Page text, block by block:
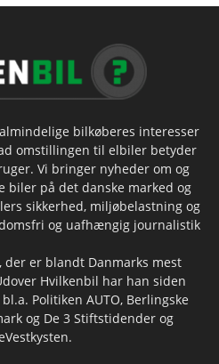
bilkøberes interesser
omstillingen til elbiler betyder
Vi bringer nyheder om og
biler på det danske marked og
sikkerhed, miljøbelastning og
og uafhængig journalistik
der er blandt Danmarks mest
Hvilkenbil har han siden
Politiken AUTO, Berlingske
og De 3 Stiftstidender og